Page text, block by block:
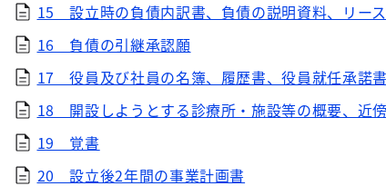
15 設立時の負債内訳書、負債の説明資料、リー
16 負債の引継承認願
17 役員及び社員の名簿、履歴書、役員就任承諾
18 開設しようとする診療所・施設等の概要、近
19 覚書
20 設立後2年間の事業計画書